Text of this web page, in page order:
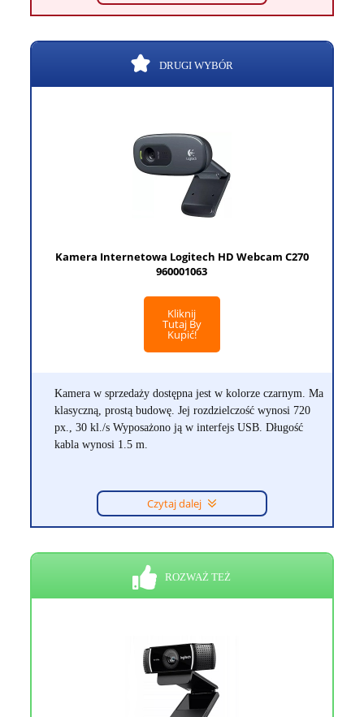
DRUGI WYBÓR
Kamera Internetowa Logitech HD Webcam C270
960001063
Kliknij
Tutaj By
Kupić!
Kamera w sprzedaży dostępna jest w kolorze czarnym. Ma
klasyczną, prostą budowę. Jej rozdzielczość wynosi 720
px., 30 kl./s Wyposażono ją w interfejs USB. Długość
kabla wynosi 1.5 m.
Czytaj dalej
ROZWAŻ TEŻ